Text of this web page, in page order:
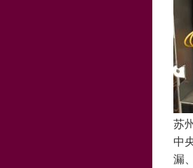
苏
中
漏